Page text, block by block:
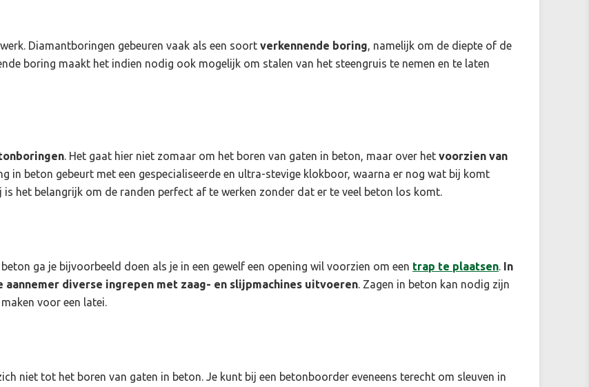
Diamantboringen gebeuren vaak als een soort verkennende boring, namelijk om de diepte of de
boring maakt het indien nodig ook mogelijk om stalen van het steengruis te nemen en te laten
. Het gaat hier niet zomaar om het boren van gaten in beton, maar over het voorzien van
in beton gebeurt met een gespecialiseerde en ultra-stevige klokboor, waarna er nog wat bij komt
het belangrijk om de randen perfect af te werken zonder dat er te veel beton los komt.
ga je bijvoorbeeld doen als je in een gewelf een opening wil voorzien om een trap te plaatsen. In
diverse ingrepen met zaag- en slijpmachines uitvoeren. Zagen in beton kan nodig zijn
voor een latei.
niet tot het boren van gaten in beton. Je kunt bij een betonboorder eveneens terecht om sleuven in